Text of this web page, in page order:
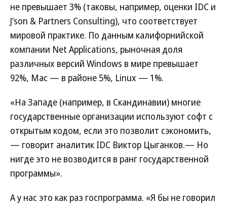
не превышает 3% (таковы, например, оценки IDC и
J’son & Partners Consulting), что соответствует
мировой практике. По данным калифорнийской
компании Net Applications, рыночная доля
различных версий Windows в мире превышает
92%, Mac — в районе 5%, Linux — 1%.
«На Западе (например, в Скандинавии) многие
государственные организации используют софт с
открытым кодом, если это позволит сэкономить,
— говорит аналитик IDC Виктор Цыганков.— Но
нигде это не возводится в ранг государственной
программы».
А у нас это как раз госпрограмма. «Я бы не говорил